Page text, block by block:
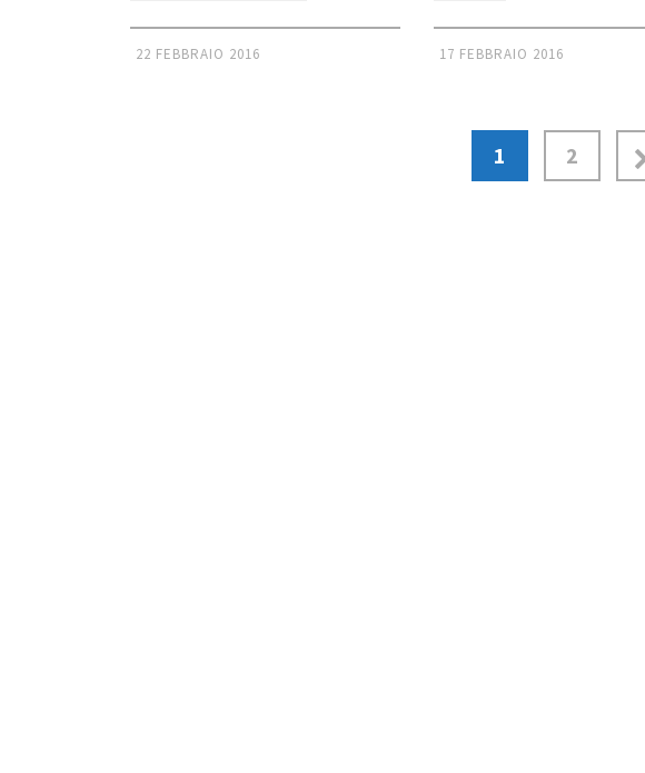
22 FEBBRAIO 2016 17 FEBBRAIO 2016
1 2